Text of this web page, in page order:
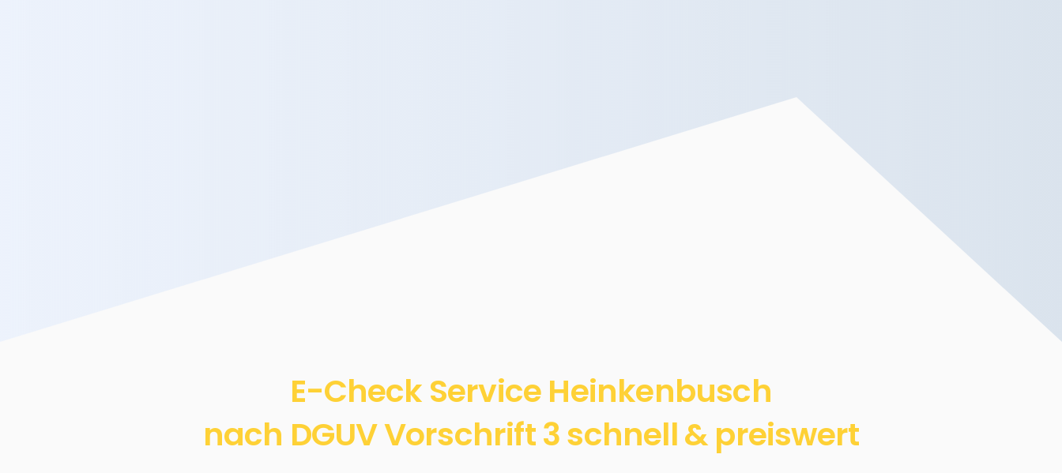
E-Check Service Heinkenbusch
nach DGUV Vorschrift 3 schnell & preiswert